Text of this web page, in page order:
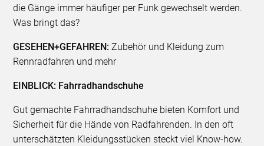
die Gänge immer häufiger per Funk gewechselt werden.
Was bringt das?
GESEHEN+GEFAHREN:Zubehör und Kleidung zum
Rennradfahren und mehr
EINBLICK: Fahrradhandschuhe
Gut gemachte Fahrradhandschuhe bieten Komfort und
Sicherheit für die Hände von Radfahrenden. In den oft
unterschätzten Kleidungsstücken steckt viel Know-how.